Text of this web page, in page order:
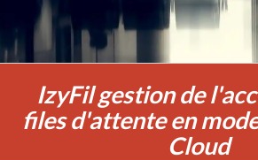
IzyFil gestion de
files d'attente en
Cloud